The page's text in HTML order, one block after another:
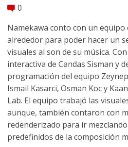
comment 0
Namekawa conto con un equipo
alrededor para poder hacer un
visuales al son de su música.
interactiva de Candas Sisman y
programación del equipo
Ismail Kasarci, Osman Koc y
Lab. El equipo trabajó las
aunque, también contaron con
redenderizado para ir
predefinidos de la composición